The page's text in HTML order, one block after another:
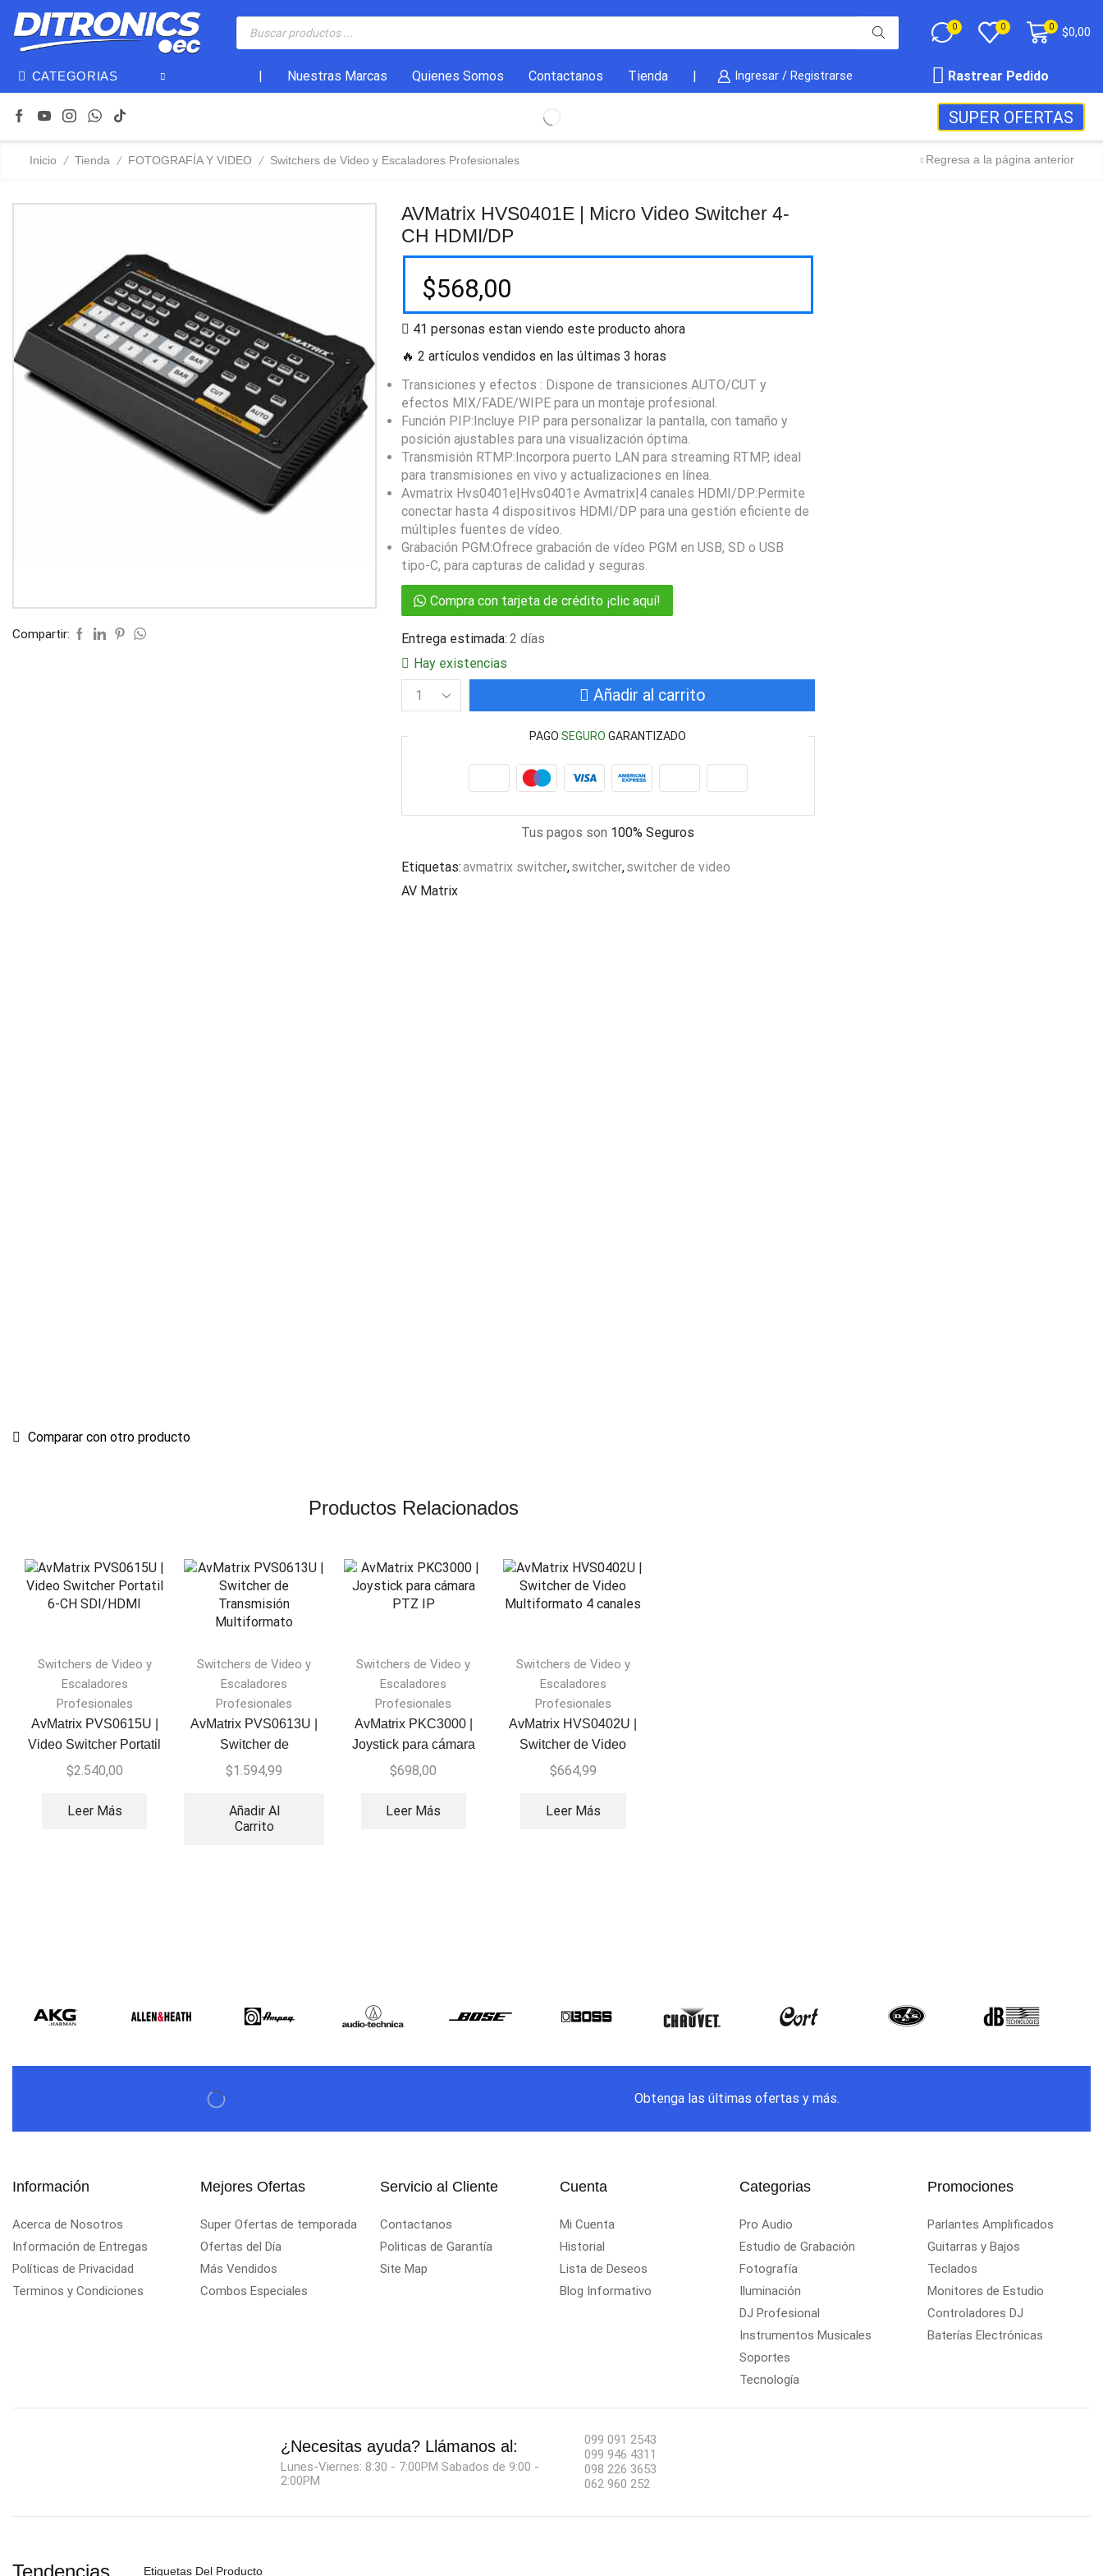
0 0 0 $0,00
CATEGORIAS Nuestras Marcas Quienes Somos Contactanos Tienda Ingresar / Registrarse Rastrear Pedido
SUPER OFERTAS
Inicio / Tienda / FOTOGRAFÍA Y VIDEO / Switchers de Video y Escaladores Profesionales Regresa a la página anterior
Compartir:
AVMatrix HVS0401E | Micro Video Switcher 4-
CH HDMI/DP
$568,00
41 personas estan viendo este producto ahora
🔥 2 artículos vendidos en las últimas 3 horas
Transiciones y efectos : Dispone de transiciones AUTO/CUT y
efectos MIX/FADE/WIPE para un montaje profesional.
Función PIP:Incluye PIP para personalizar la pantalla, con tamaño y
posición ajustables para una visualización óptima.
Transmisión RTMP:Incorpora puerto LAN para streaming RTMP, ideal
para transmisiones en vivo y actualizaciones en línea.
Avmatrix Hvs0401e|Hvs0401e Avmatrix|4 canales HDMI/DP:Permite
conectar hasta 4 dispositivos HDMI/DP para una gestión eficiente de
múltiples fuentes de vídeo.
Grabación PGM:Ofrece grabación de vídeo PGM en USB, SD o USB
tipo-C, para capturas de calidad y seguras.
Compra con tarjeta de crédito ¡clic aquí!
Entrega estimada: 2 días
Hay existencias
Añadir al carrito
PAGOSEGURO GARANTIZADO
Tus pagos son 100% Seguros
Etiquetas:avmatrix switcher,switcher,switcher de video
AV Matrix
Comparar con otro producto
Productos Relacionados
Switchers de Video y
Escaladores
Profesionales
AvMatrix PVS0615U |
Video Switcher Portatil
6-CH SDI/HDMI
$2.540,00
Leer Más
Switchers de Video y
Escaladores
Profesionales
AvMatrix PVS0613U |
Switcher de
Transmisión
$1.594,99
Añadir Al
Carrito
Switchers de Video y
Escaladores
Profesionales
AvMatrix PKC3000 |
Joystick para cámara
PTZ IP
$698,00
Leer Más
Switchers de Video y
Escaladores
Profesionales
AvMatrix HVS0402U |
Switcher de Video
Multiformato 4 canales
$664,99
Leer Más
Obtenga las últimas ofertas y más.
Información
Acerca de Nosotros
Información de Entregas
Políticas de Privacidad
Terminos y Condiciones
Mejores Ofertas
Super Ofertas de temporada
Ofertas del Día
Más Vendidos
Combos Especiales
Servicio al Cliente
Contactanos
Politicas de Garantía
Site Map
Cuenta
Mi Cuenta
Historial
Lista de Deseos
Blog Informativo
Categorias
Pro Audio
Estudio de Grabación
Fotografía
Iluminación
DJ Profesional
Instrumentos Musicales
Soportes
Tecnología
Promociones
Parlantes Amplificados
Guitarras y Bajos
Teclados
Monitores de Estudio
Controladores DJ
Baterías Electrónicas
¿Necesitas ayuda? Llámanos al:
Lunes-Viernes: 8:30 - 7:00PM Sabados de 9:00 -
2:00PM
099 091 2543
099 946 4311
098 226 3653
062 960 252
Etiquetas Del Producto